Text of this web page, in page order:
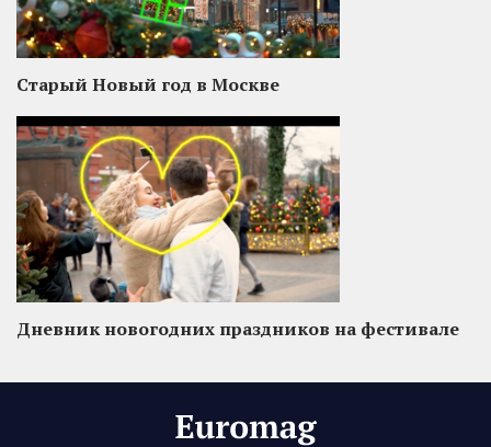
Старый Новый год в Москве
Дневник новогодних праздников на фестивале